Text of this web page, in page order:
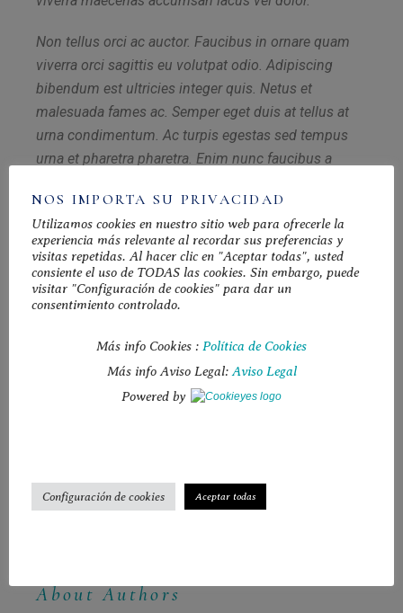
Non tellus orci ac auctor. Faucibus in ornare quam
viverra orci sagittis eu volutpat odio. Adipiscing
bibendum est ultricies integer quis. Netus et
malesuada fames ac. Semper eget duis at tellus at
urna condimentum. Ac turpis egestas sed tempus
urna et pharetra pharetra. Enim nunc faucibus a
Semper eget duis at tellus at urna. Libero enim sed
faucibus turpis in eu.
Easy Organic Recipes Vegan
About Authors
NOS IMPORTA SU PRIVACIDAD
Utilizamos cookies en nuestro sitio web para ofrecerle la
experiencia más relevante al recordar sus preferencias y
visitas repetidas. Al hacer clic en "Aceptar todas", usted
consiente el uso de TODAS las cookies. Sin embargo, puede
visitar "Configuración de cookies" para dar un
consentimiento controlado.
Más info Cookies : Política de Cookies
Más info Aviso Legal: Aviso Legal
Powered by ​
Configuración de cookies Aceptar todas